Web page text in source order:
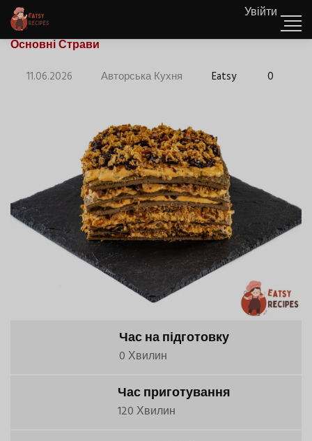
Увійти
Основні Страви
11.06.2026 Авторська Кухня Eatsy 0
Час на підготовку
0 Хвилин
Час приготування
120 Хвилин